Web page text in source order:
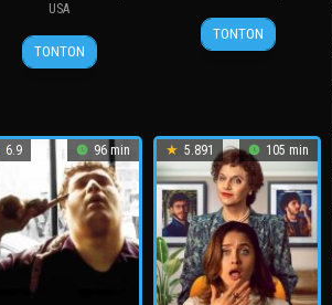
USA
9
Apr
Kat
Coiro
TONTON
7
Apr
Matteo
Rovere
TONTON
6.9 96 min 5.891 105 min